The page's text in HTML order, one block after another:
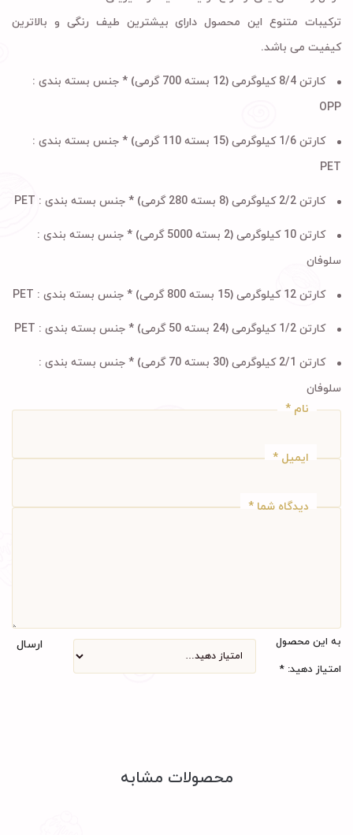
ترکیبات متنوع این محصول دارای بیشترین طیف رنگی و بالاترین
کیفیت می باشد.
کارتن 8/4 کیلوگرمی (12 بسته 700 گرمی) * جنس بسته بندی :
OPP
کارتن 1/6 کیلوگرمی (15 بسته 110 گرمی) * جنس بسته بندی :
PET
کارتن 2/2 کیلوگرمی (8 بسته 280 گرمی) * جنس بسته بندی : PET
کارتن 10 کیلوگرمی (2 بسته 5000 گرمی) * جنس بسته بندی :
سلوفان
کارتن 12 کیلوگرمی (15 بسته 800 گرمی) * جنس بسته بندی : PET
کارتن 1/2 کیلوگرمی (24 بسته 50 گرمی) * جنس بسته بندی :
کارتن 2/1 کیلوگرمی (30 بسته 70 گرمی) * جنس بسته بندی :
سلوفان
نام *
ایمیل *
دیدگاه شما *
به این محصول
امتیاز دهید: *
ارسال
محصولات مشابه